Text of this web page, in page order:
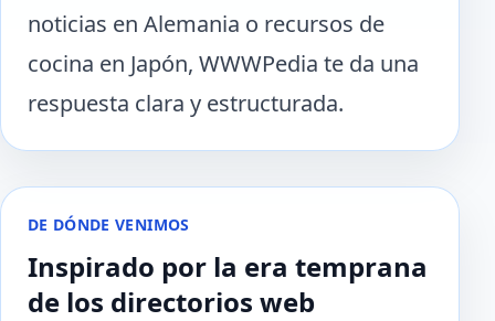
noticias en Alemania o recursos de
cocina en Japón, WWWPedia te da una
respuesta clara y estructurada.
DE DÓNDE VENIMOS
Inspirado por la era temprana
de los directorios web